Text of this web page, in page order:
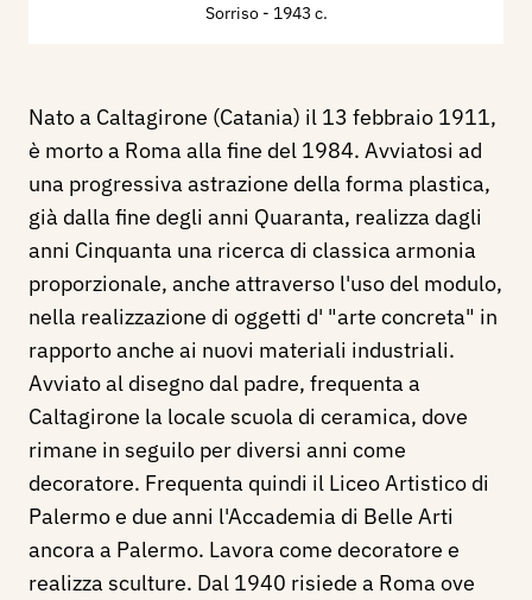
Sorriso - 1943 c.
Nato a Caltagirone (Catania) il 13 febbraio 1911,
è morto a Roma alla fine del 1984. Avviatosi ad
una progressiva astrazione della forma plastica,
già dalla fine degli anni Quaranta, realizza dagli
anni Cinquanta una ricerca di classica armonia
proporzionale, anche attraverso l'uso del modulo,
nella realizzazione di oggetti d' "arte concreta" in
rapporto anche ai nuovi materiali industriali.
Avviato al disegno dal padre, frequenta a
Caltagirone la locale scuola di ceramica, dove
rimane in seguilo per diversi anni come
decoratore. Frequenta quindi il Liceo Artistico di
Palermo e due anni l'Accademia di Belle Arti
ancora a Palermo. Lavora come decoratore e
realizza sculture. Dal 1940 risiede a Roma ove